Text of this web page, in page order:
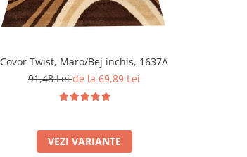
Covor Twist, Maro/Bej inchis, 1637A
91,48 Leide la 69,89 Lei
VEZI VARIANTE